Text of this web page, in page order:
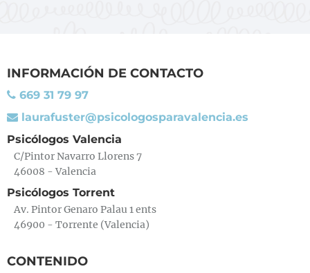
INFORMACIÓN DE CONTACTO
669 31 79 97
laurafuster@psicologosparavalencia.es
Psicólogos Valencia
C/Pintor Navarro Llorens 7
46008 - Valencia
Psicólogos Torrent
Av. Pintor Genaro Palau 1 ents
46900 - Torrente (Valencia)
CONTENIDO